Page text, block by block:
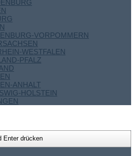
VORPOMMERN
WESTFALEN
PFALZ
ANHALT
HOLSTEIN